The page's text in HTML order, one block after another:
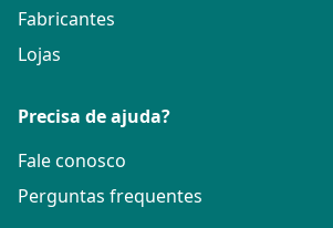
Fabricantes
Lojas
Precisa de ajuda?
Fale conosco
Perguntas frequentes